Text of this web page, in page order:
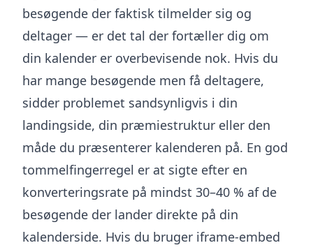
besøgende der faktisk tilmelder sig og
deltager — er det tal der fortæller dig om
din kalender er overbevisende nok. Hvis du
har mange besøgende men få deltagere,
sidder problemet sandsynligvis i din
landingside, din præmiestruktur eller den
måde du præsenterer kalenderen på. En god
tommelfingerregel er at sigte efter en
konverteringsrate på mindst 30–40 % af de
besøgende der lander direkte på din
kalenderside. Hvis du bruger iframe-embed